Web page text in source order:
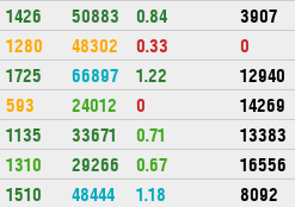
1426 50883 0.84 3907
1280 48302 0.33 0
1725 66897 1.22 12940
593 24012 0 14269
1135 33671 0.71 13383
1310 29266 0.67 16556
1510 48444 1.18 8092